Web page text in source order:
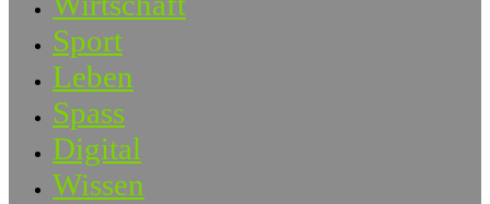
Sport
Leben
Spass
Digital
Wissen